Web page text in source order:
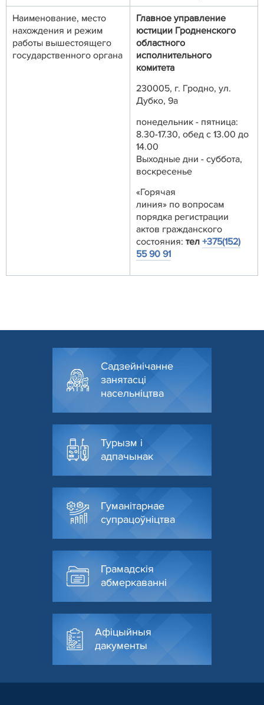
Наименование, место
нахождения и режим
работы вышестоящего
государственного органа
Главное управление
юстиции Гродненского
областного
исполнительного
комитета
230005, г. Гродно, ул.
Дубко, 9a
понедельник - пятница:
8.30-17.30, обед с 13.00 до
14.00
Выходные дни - суббота,
воскресенье
«Горячая
линия» по вопросам
порядка регистрации
актов гражданского
состояния: тел +375(152)
55 90 91
Садзейнічанне
занятасці
насельніцтва
Турызм і
адпачынак
Гуманітарнае
супрацоўніцтва
Грамадскія
абмеркаванні
Афіцыйныя
дакументы